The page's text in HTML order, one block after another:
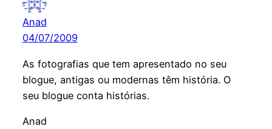
Anad
04/07/2009
As fotografias que tem apresentado no seu
blogue, antigas ou modernas têm história. O
seu blogue conta histórias.
Anad